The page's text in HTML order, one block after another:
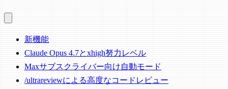
新機能
Claude Opus 4.7とxhigh努力レベル
Maxサブスクライバー向け自動モード
/ultrareviewによる高度なコードレビュー